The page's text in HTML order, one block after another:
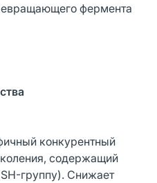
фермента
конкурентный
содержащий
группу). Снижает